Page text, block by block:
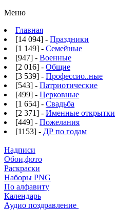
Меню
Главная
[14 094] - Праздники
[1 149] - Семейные
[947] - Военные
[2 016] - Общие
[3 539] - Профессио..ные
[543] - Патриотические
[499] - Церковные
[1 654] - Свадьба
[2 371] - Именные открытки
[449] - Пожелания
[1153] - ДР по годам
Надписи
Обои,фото
Раскраски
Наборы PNG
По алфавиту
Календарь
Аудио поздравление